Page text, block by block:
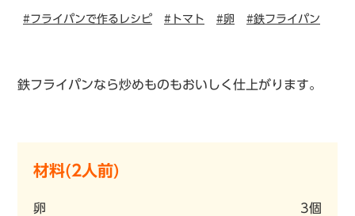
#フライパンで作るレシピ #トマト #卵 #鉄フライパン
鉄フライパンなら炒めものもおいしく仕上がります。
材料(2人前)
卵 3個